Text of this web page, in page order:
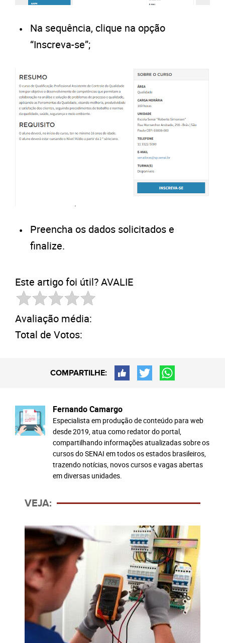
Na sequência, clique na opção
“Inscreva-se”;
Preencha os dados solicitados e
finalize.
Este artigo foi útil? AVALIE
Avaliação média:
Total de Votos:
COMPARTILHE:
Fernando Camargo
Especialista em produção de conteúdo para web
desde 2019, atua como redator do portal,
compartilhando informações atualizadas sobre os
cursos do SENAI em todos os estados brasileiros,
trazendo notícias, novos cursos e vagas abertas
em diversas unidades.
VEJA: